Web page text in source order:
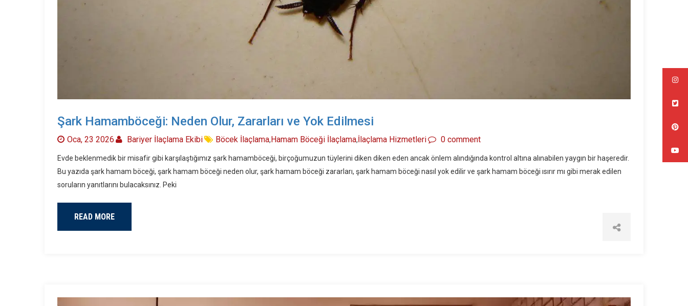
Şark Hamamböceği: Neden Olur, Zararları ve Yok Edilmesi
Oca, 23 2026 Bariyer İlaçlama Ekibi Böcek İlaçlama,Hamam Böceği İlaçlama,İlaçlama Hizmetleri 0 comment
Evde beklenmedik bir misafir gibi karşılaştığımız şark hamamböceği, birçoğumuzun tüylerini diken diken eden ancak önlem alındığında kontrol altına alınabilen yaygın bir haşeredir.
Bu yazıda şark hamam böceği, şark hamam böceği neden olur, şark hamam böceği zararları, şark hamam böceği nasıl yok edilir ve şark hamam böceği ısırır mı gibi merak edilen
soruların yanıtlarını bulacaksınız. Peki
READ MORE